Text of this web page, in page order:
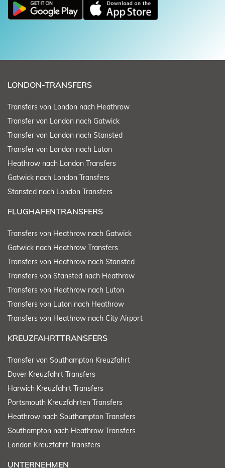
LONDON-TRANSFERS
Transfers von London nach Heathrow
Transfer von London nach Gatwick
Transfer von London nach Stansted
Transfer von London nach Luton
Heathrow nach London Transfers
Gatwick nach London Transfers
Stansted nach London Transfers
FLUGHAFENTRANSFERS
Transfers von Heathrow nach Gatwick
Gatwick nach Heathrow Transfers
Transfers von Heathrow nach Stansted
Transfers von Stansted nach Heathrow
Transfers von Heathrow nach Luton
Transfers von Luton nach Heathrow
Transfers von Heathrow nach City Airport
KREUZFAHRTTRANSFERS
Transfer von Southampton Kreuzfahrt
Dover Kreuzfahrt Transfers
Harwich Kreuzfahrt Transfers
Portsmouth Kreuzfahrten Transfers
Heathrow nach Southampton Transfers
Southampton nach Heathrow Transfers
London Kreuzfahrt Transfers
UNTERNEHMEN